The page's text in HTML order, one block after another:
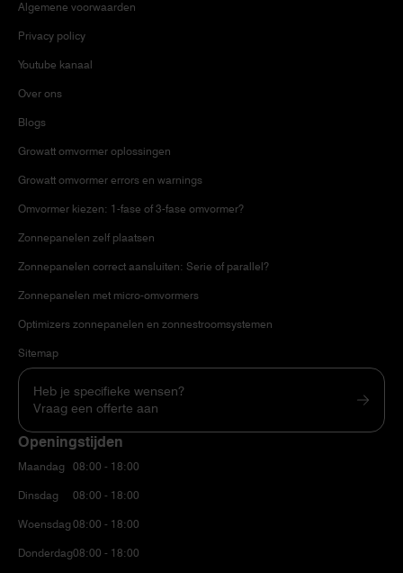
Algemene voorwaarden
Privacy policy
Youtube kanaal
Over ons
Blogs
Growatt omvormer oplossingen
Growatt omvormer errors en warnings
Omvormer kiezen: 1-fase of 3-fase omvormer?
Zonnepanelen zelf plaatsen
Zonnepanelen correct aansluiten: Serie of parallel?
Zonnepanelen met micro-omvormers
Optimizers zonnepanelen en zonnestroomsystemen
Sitemap
Heb je specifieke wensen?
Vraag een offerte aan
Openingstijden
Maandag
Dinsdag
Woensdag
Donderdag
08:00 - 18:00
08:00 - 18:00
08:00 - 18:00
08:00 - 18:00